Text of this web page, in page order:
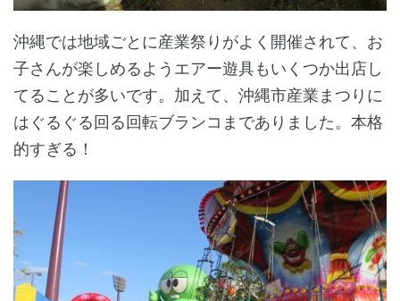
沖縄では地域ごとに産業祭りがよく開催されて、お
子さんが楽しめるようエアー遊具もいくつか出店し
てることが多いです。加えて、沖縄市産業まつりに
はぐるぐる回る回転ブランコまでありました。本格
的すぎる！